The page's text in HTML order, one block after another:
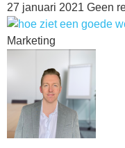
27 januari 2021 Geen
Marketing